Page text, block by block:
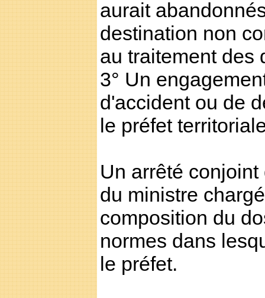
aurait
destination non
au traitement des
3° Un
d'accident ou de
le préfet
Un arrêté
du ministre
composition du
normes dans
le préfet.